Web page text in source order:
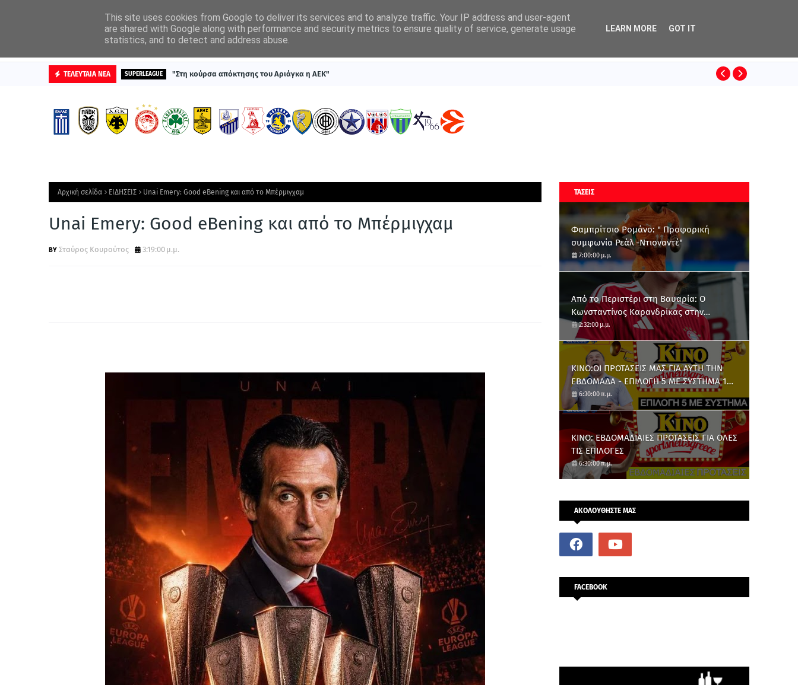
ΒΑΘΜΟΛΟΓΙΕΣ ΠΡΩΤΟΣΕΛΙΔΑ
ΤΕΛΕΥΤΑΙΑ ΝΕΑ SUPERLEAGUE "Στη κούρσα απόκτησης του Αριάγκα η ΑΕΚ"
Αρχική σελίδα ΕΙΔΗΣΕΙΣ Unai Emery: Good eBening και από το Μπέρμιγχαμ
Unai Emery: Good eBening και από το Μπέρμιγχαμ
Σταύρος Κουρούτος 3:19:00 μ.μ.
ΤΑΣΕΙΣ
Φαμπρίτσιο Ρομάνο: " Προφορική
συμφωνία Ρεάλ -Ντιοναντέ"
7:00:00 μ.μ.
Από το Περιστέρι στη Βαυαρία: O
Κωνσταντίνος Καρανδρίκας στην
Μπάγερν Μονάχου
2:32:00 μ.μ.
ΚΙΝΟ:ΟΙ ΠΡΟΤΑΣΕΙΣ ΜΑΣ ΓΙΑ ΑΥΤΗ ΤΗΝ
ΕΒΔΟΜΑΔΑ - ΕΠΙΛΟΓΗ 5 ΜΕ ΣΥΣΤΗΜΑ 10
ΑΡΙΘΜΩΝ
6:30:00 π.μ.
ΚΙΝΟ: ΕΒΔΟΜΑΔΙΑΙΕΣ ΠΡΟΤΑΣΕΙΣ ΓΙΑ ΟΛΕΣ
ΤΙΣ ΕΠΙΛΟΓΕΣ
6:30:00 π.μ.
ΑΚΟΛΟΥΘΗΣΤΕ ΜΑΣ
FACEBOOK
This site uses cookies from Google to deliver its services and to analyze traffic. Your IP address and user-agent
are shared with Google along with performance and security metrics to ensure quality of service, generate usage
statistics, and to detect and address abuse.
LEARN MORE GOT IT